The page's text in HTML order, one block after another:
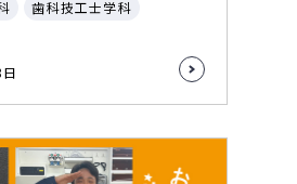
歯科技工士学科